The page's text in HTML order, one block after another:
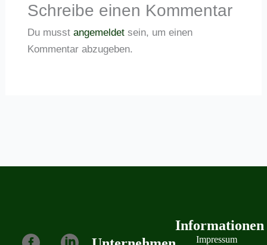
Schreibe einen Kommentar
Du musst angemeldetsein, um einen
Kommentar abzugeben.
Informa tionen
Impressum